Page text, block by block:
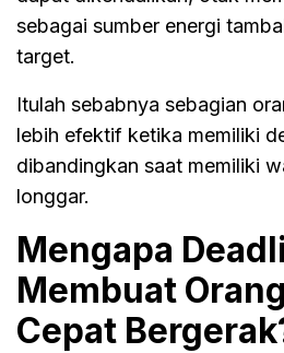
sebagai sumber energi
target.
Itulah sebabnya sebagian
lebih efektif ketika memiliki
dibandingkan saat memiliki
longgar.
Mengapa
Membuat
Cepat